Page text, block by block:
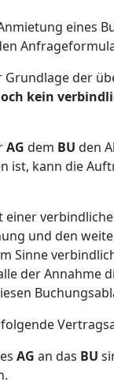
eines
Grundlage der
kein
AG dem BU den
ist, kann die
einer
und den
Sinne
der Annahme
AG an das BU